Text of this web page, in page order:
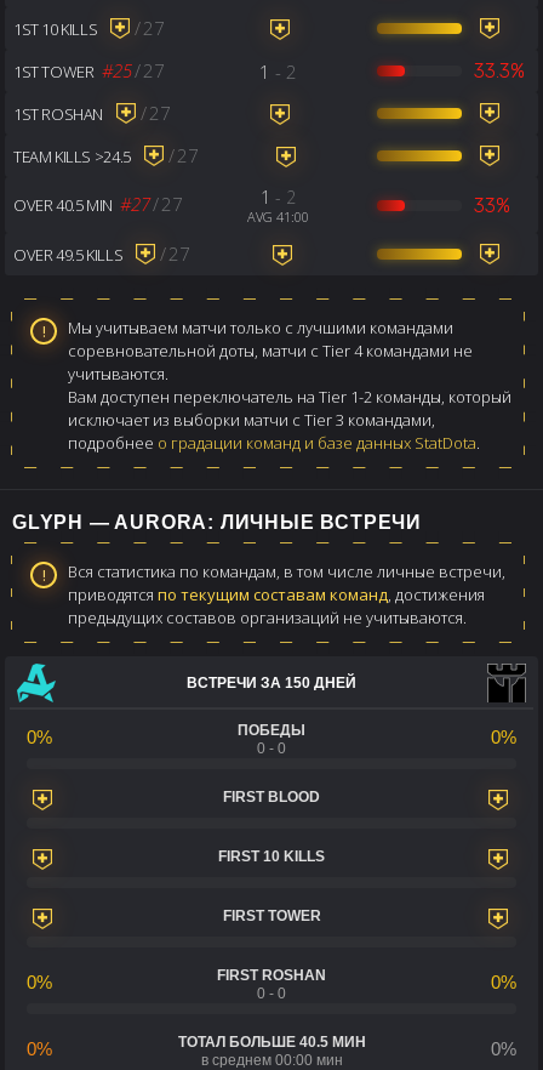
1ST 10 KILLS /27
1ST TOWER #25/27 1 - 2 33.3%
1ST ROSHAN /27
TEAM KILLS >24.5 /27
OVER 40.5 MIN #27/27 1 - 2
AVG 41:00 33%
OVER 49.5 KILLS /27
Мы учитываем матчи только с лучшими командами
соревновательной доты, матчи с Tier 4 командами не
учитываются.
Вам доступен переключатель на Tier 1-2 команды, который
исключает из выборки матчи с Tier 3 командами,
подробнее о градации команд и базе данных StatDota.
GLYPH — AURORA: ЛИЧНЫЕ ВСТРЕЧИ
Вся статистика по командам, в том числе личные встречи,
приводятся по текущим составам команд, достижения
предыдущих составов организаций не учитываются.
ВСТРЕЧИ ЗА 150 ДНЕЙ
0%
ПОБЕДЫ
0 - 0
0%
FIRST BLOOD
FIRST 10 KILLS
FIRST TOWER
0%
FIRST ROSHAN
0 - 0
0%
0%
ТОТАЛ БОЛЬШЕ 40.5 МИН
в среднем 00:00 мин
0%